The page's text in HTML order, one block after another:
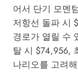
어서 단기 모멘
저항선 돌파 시
경로가 열릴 수
탈 시 $74,956,
나리오를 고려